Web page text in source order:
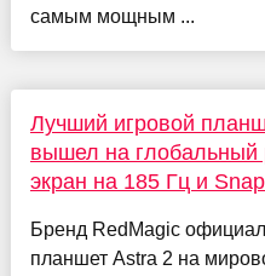
самым мощным ...
Лучший игровой
вышел на глобальный
экран на 185 Гц и
Бренд RedMagic
планшет Astra 2 на